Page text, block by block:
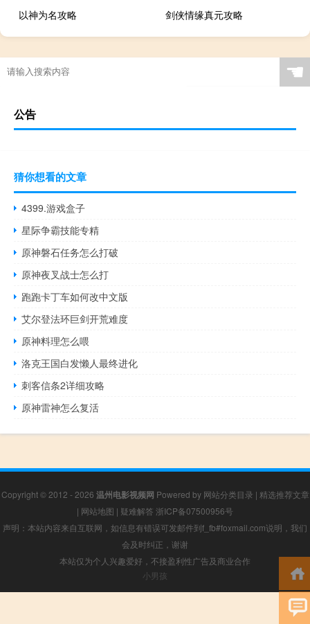
以神为名攻略
剑侠情缘真元攻略
☚
公告
猜你想看的文章
4399.游戏盒子
星际争霸技能专精
原神磐石任务怎么打破
原神夜叉战士怎么打
跑跑卡丁车如何改中文版
艾尔登法环巨剑开荒难度
原神料理怎么喂
洛克王国白发懒人最终进化
刺客信条2详细攻略
原神雷神怎么复活
Copyright © 2012 - 2026 温州电影视频网 Powered by 网站分类目录 | 精选推荐文章
| 网站地图 | 疑难解答 浙ICP备07500956号
声明：本站内容来自互联网，如信息有错误可发邮件到f_fb#foxmail.com说明，我们
会及时纠正，谢谢
本站仅为个人兴趣爱好，不接盈利性广告及商业合作
小男孩